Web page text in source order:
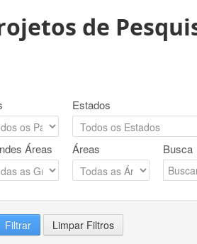
de
Estados
Áreas Áreas Busca
Filtrar Limpar Filtros